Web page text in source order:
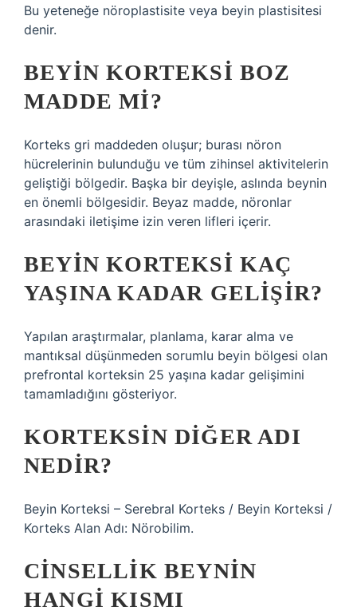
Bu yeteneğe nöroplastisite veya beyin plastisitesi
denir.
BEYIN KORTEKSI BOZ
MADDE MI?
Korteks gri maddeden oluşur; burası nöron
hücrelerinin bulunduğu ve tüm zihinsel aktivitelerin
geliştiği bölgedir. Başka bir deyişle, aslında beynin
en önemli bölgesidir. Beyaz madde, nöronlar
arasındaki iletişime izin veren lifleri içerir.
BEYIN KORTEKSI KAÇ
YAŞINA KADAR GELIŞIR?
Yapılan araştırmalar, planlama, karar alma ve
mantıksal düşünmeden sorumlu beyin bölgesi olan
prefrontal korteksin 25 yaşına kadar gelişimini
tamamladığını gösteriyor.
KORTEKSIN DIĞER ADI
NEDIR?
Beyin Korteksi – Serebral Korteks / Beyin Korteksi /
Korteks Alan Adı: Nörobilim.
CINSELLIK BEYNIN
HANGI KISMI